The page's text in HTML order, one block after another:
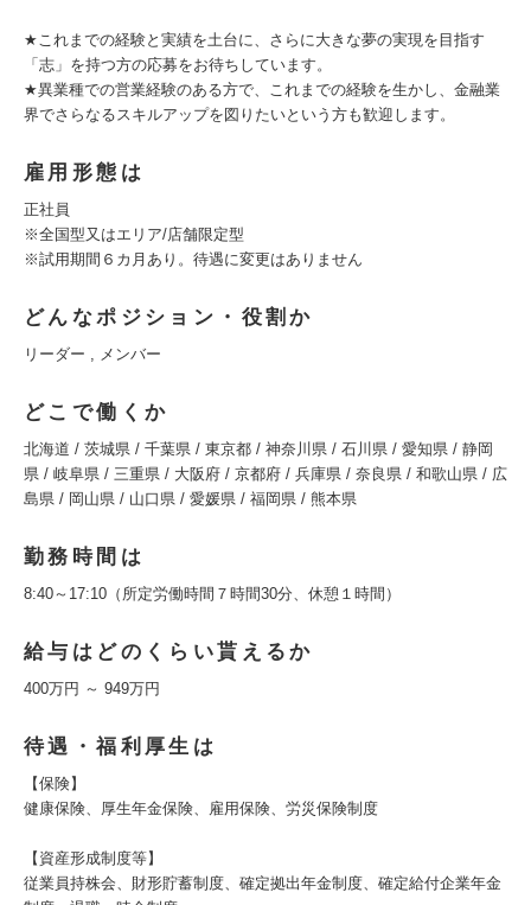
★これまでの経験と実績を土台に、さらに大きな夢の実現を目指す
「志」を持つ方の応募をお待ちしています。
★異業種での営業経験のある方で、これまでの経験を生かし、金融業
界でさらなるスキルアップを図りたいという方も歓迎します。
雇用形態は
正社員
※全国型又はエリア/店舗限定型
※試用期間６カ月あり。待遇に変更はありません
どんなポジション・役割か
リーダー , メンバー
どこで働くか
北海道 / 茨城県 / 千葉県 / 東京都 / 神奈川県 / 石川県 / 愛知県 / 静岡
県 / 岐阜県 / 三重県 / 大阪府 / 京都府 / 兵庫県 / 奈良県 / 和歌山県 / 広
島県 / 岡山県 / 山口県 / 愛媛県 / 福岡県 / 熊本県
勤務時間は
8:40～17:10（所定労働時間７時間30分、休憩１時間）
給与はどのくらい貰えるか
400万円 ～ 949万円
待遇・福利厚生は
【保険】
健康保険、厚生年金保険、雇用保険、労災保険制度
【資産形成制度等】
従業員持株会、財形貯蓄制度、確定拠出年金制度、確定給付企業年金